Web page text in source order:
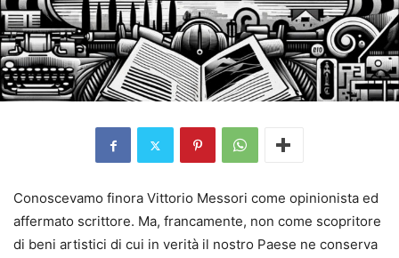
Conoscevamo finora Vittorio Messori come opinionista ed
affermato scrittore. Ma, francamente, non come scopritore
di beni artistici di cui in verità il nostro Paese ne conserva